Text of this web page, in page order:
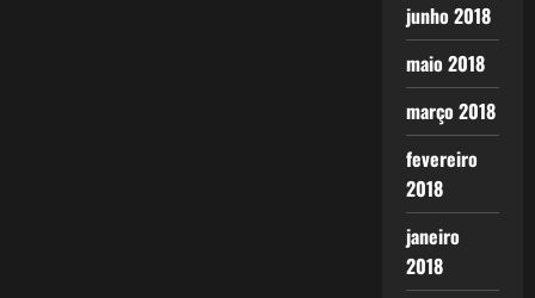
junho 2018
maio 2018
março 2018
fevereiro
2018
janeiro
2018